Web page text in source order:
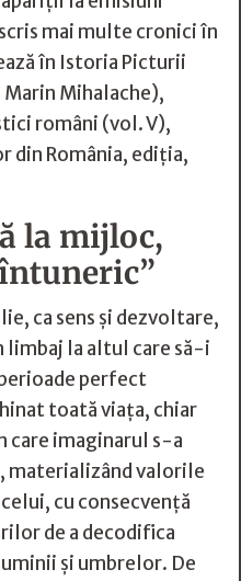
mai multe cronici în
în Istoria Picturii
Marin Mihalache),
români (vol. V),
România, ediţia,
la mijloc,
ca sens şi dezvoltare,
limbaj la altul care să-i
perfect
toată viaţa, chiar
care imaginarul s-a
materializând valorile
cu consecvenţă
de a decodifica
şi umbrelor. De